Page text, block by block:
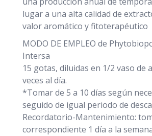
lugar a una alta calidad de
valor aromático y fitoterapéutico
MODO DE EMPLEO de
Intersa
15 gotas, diluidas en 1/2 vaso de
veces al día.
*Tomar de 5 a 10 días según
seguido de igual periodo de
Recordatorio-Mantenimiento:
correspondiente 1 día a la